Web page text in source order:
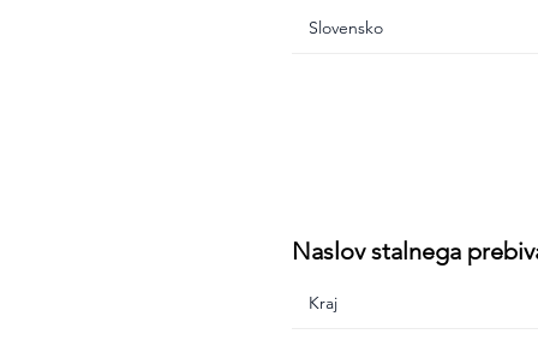
Naslov stalnega